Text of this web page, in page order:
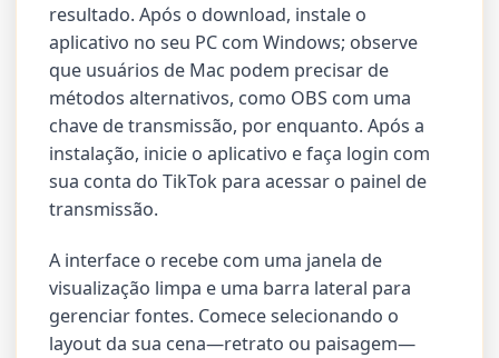
resultado. Após o download, instale o
aplicativo no seu PC com Windows; observe
que usuários de Mac podem precisar de
métodos alternativos, como OBS com uma
chave de transmissão, por enquanto. Após a
instalação, inicie o aplicativo e faça login com
sua conta do TikTok para acessar o painel de
transmissão.
A interface o recebe com uma janela de
visualização limpa e uma barra lateral para
gerenciar fontes. Comece selecionando o
layout da sua cena—retrato ou paisagem—